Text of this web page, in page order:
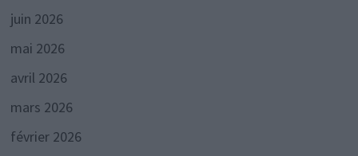
juin 2026
mai 2026
avril 2026
mars 2026
février 2026